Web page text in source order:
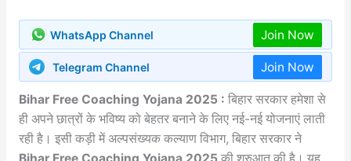
WhatsApp Channel Join Now
Telegram Channel Join Now
Bihar Free Coaching Yojana 2025 : बिहार सरकार हमेशा से
ही अपने छात्रों के भविष्य को बेहतर बनाने के लिए नई-नई योजनाएं लाती
रही है। इसी कड़ी में अल्पसंख्यक कल्याण विभाग, बिहार सरकार ने